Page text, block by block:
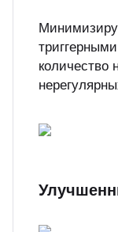
количество